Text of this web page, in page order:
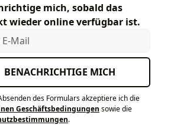
mich, sobald das
wieder online verfügbar ist.
Mail
BENACHRICHTIGE MICH
des Formulars akzeptiere ich die
Geschäftsbedingungen sowie die
.